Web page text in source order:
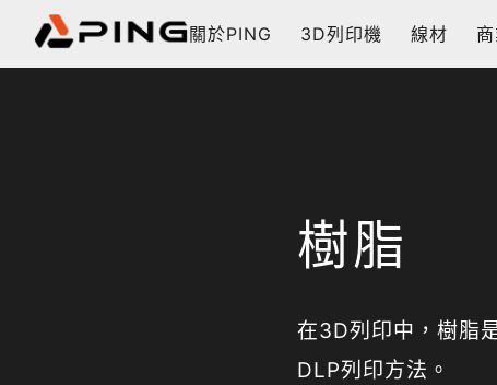
關於PING 3D列印機 線材
樹脂
在3D列印中，樹脂
DLP列印方法。